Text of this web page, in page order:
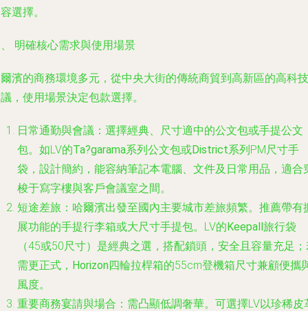
選擇。
明確核心需求與使用場景
濱的商務環境多元，從中央大街的傳統商貿到高新區的高科技
，使用場景決定包款選擇。
日常通勤與會議 ：選擇經典、尺寸適中的公文包或手提公文
包。如LV的Ta?garama系列公文包或District系列PM尺寸手
袋，設計簡約，能容納筆記本電腦、文件及日常用品，適合
梭于寫字樓與客戶會議室之間。
短途差旅 ：哈爾濱出發至國內主要城市差旅頻繁。推薦帶有
展功能的手提行李箱或大尺寸手提包。LV的Keepall旅行袋
（45或50尺寸）是經典之選，搭配鎖頭，安全且容量充足
需更正式， Horizon四輪拉桿箱的55cm登機箱尺寸兼顧便攜
風度。
重要商務宴請與場合 ：需凸顯低調奢華。可選擇LV以珍稀皮